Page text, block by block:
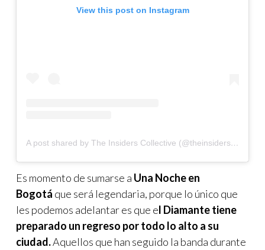
View this post on Instagram
A post shared by The Insiders Collective (@theinsidersco)
Es momento de sumarse a Una Noche en
Bogotá que será legendaria, porque lo único que
les podemos adelantar es que el Diamante tiene
preparado un regreso por todo lo alto a su
ciudad.Aquellos que han seguido la banda durante